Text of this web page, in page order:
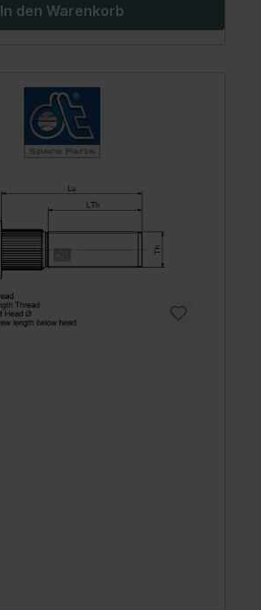
In den Warenkorb